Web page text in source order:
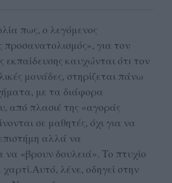
πως, ο λεγόμενος
προσανατολισμός», για τον
εκπαίδευσης καυχώνται ότι τον
μονάδες, στηρίζεται πάνω
με τα διάφορα
από πλασιέ της «αγοράς
σε μαθητές, όχι για να
αλλά να
να «βρουν δουλειά». Το πτυχίο
χαρτί.Αυτό, λένε, οδηγεί στην